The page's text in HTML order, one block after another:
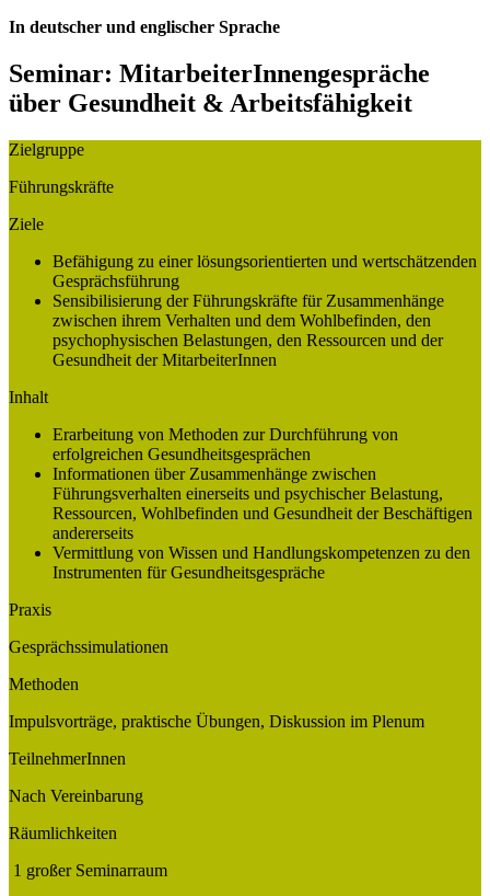
In deutscher und englischer Sprache
Seminar: MitarbeiterInnengespräche
über Gesundheit & Arbeitsfähigkeit
Zielgruppe
Führungskräfte
Ziele
Befähigung zu einer lösungsorientierten und wertschätzenden
Gesprächsführung
Sensibilisierung der Führungskräfte für Zusammenhänge
zwischen ihrem Verhalten und dem Wohlbefinden, den
psychophysischen Belastungen, den Ressourcen und der
Gesundheit der MitarbeiterInnen
Inhalt
Erarbeitung von Methoden zur Durchführung von
erfolgreichen Gesundheitsgesprächen
Informationen über Zusammenhänge zwischen
Führungsverhalten einerseits und psychischer Belastung,
Ressourcen, Wohlbefinden und Gesundheit der Beschäftigen
andererseits
Vermittlung von Wissen und Handlungskompetenzen zu den
Instrumenten für Gesundheitsgespräche
Praxis
Gesprächssimulationen
Methoden
Impulsvorträge, praktische Übungen, Diskussion im Plenum
TeilnehmerInnen
Nach Vereinbarung
Räumlichkeiten
1 großer Seminarraum